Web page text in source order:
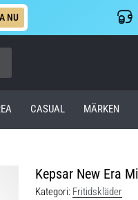
NU
CASUAL MÄRKEN
Kepsar New Era
Kategori: Fritidskläder